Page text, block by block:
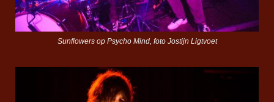
Sunflowers op Psycho Mind, foto Jostijn Ligtvoet